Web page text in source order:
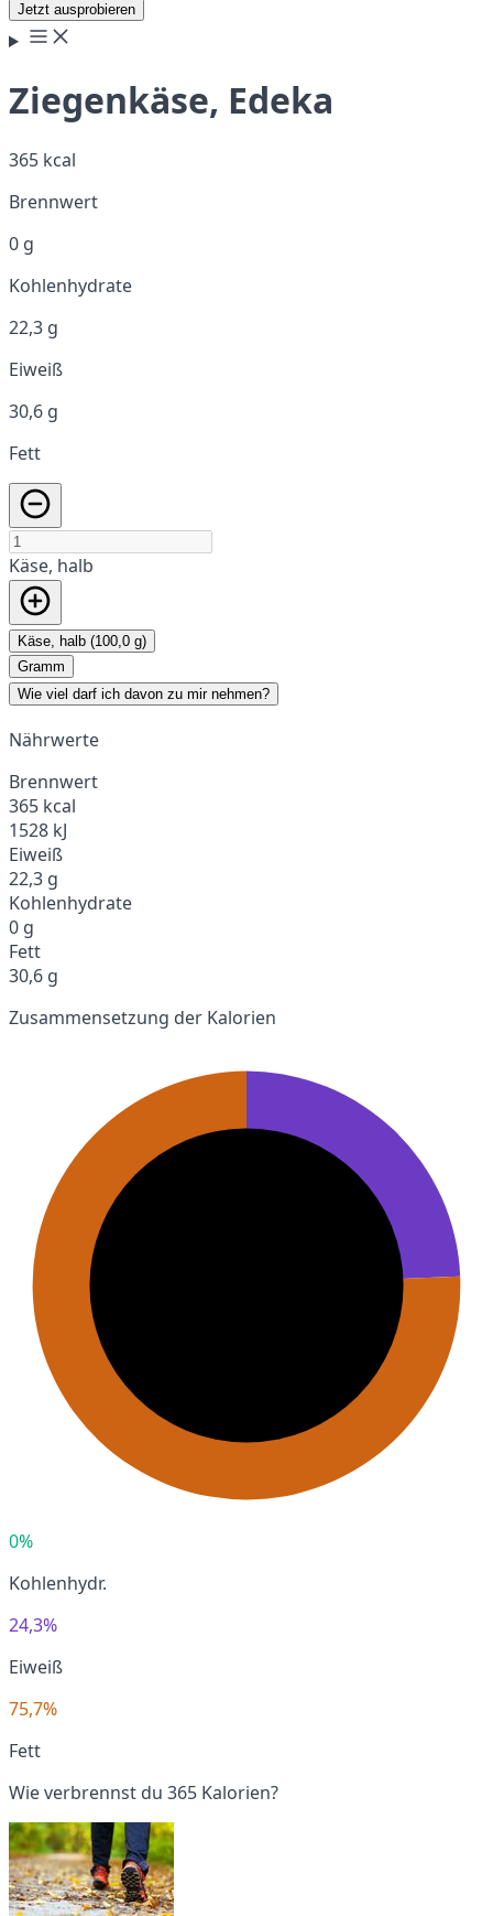
Jetzt ausprobieren
Ziegenkäse, Edeka
365 kcal
Brennwert
0 g
Kohlenhydrate
22,3 g
Eiweiß
30,6 g
Fett
Käse, halb
Käse, halb (100,0 g)
Gramm
Wie viel darf ich davon zu mir nehmen?
Nährwerte
Brennwert
365 kcal
1528 kJ
Eiweiß
22,3 g
Kohlenhydrate
0 g
Fett
30,6 g
Zusammensetzung der Kalorien
0%
Kohlenhydr.
24,3%
Eiweiß
75,7%
Fett
Wie verbrennst du 365 Kalorien?